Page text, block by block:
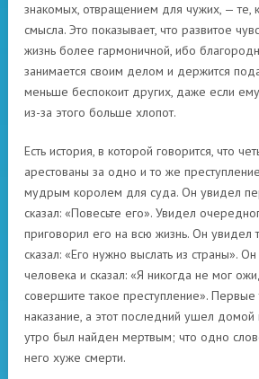
знакомых, отвращением для чужих, — те,
смысла. Это показывает, что развитое
жизнь более гармоничной, ибо
занимается своим делом и держится
меньше беспокоит других, даже если
из-за этого больше хлопот.
Есть история, в которой говорится, что
арестованы за одно и то же
мудрым королем для суда. Он увидел
сказал: «Повесьте его». Увидел
приговорил его на всю жизнь. Он увидел
сказал: «Его нужно выслать из страны».
человека и сказал: «Я никогда не мог
совершите такое преступление». Первые
наказание, а этот последний ушел
утро был найден мертвым; что одно
него хуже смерти.